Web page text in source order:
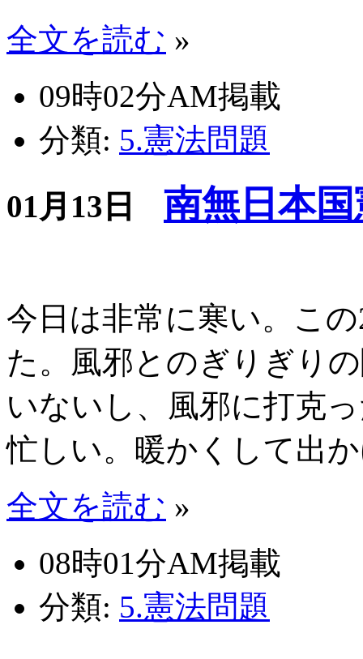
全文を読む »
09時02分AM掲載
分類: 5.憲法問題
01月13日
南無日本
今日は非常に寒い。こ
た。風邪とのぎりぎり
いないし、風邪に打克
忙しい。暖かくして出
全文を読む »
08時01分AM掲載
分類: 5.憲法問題